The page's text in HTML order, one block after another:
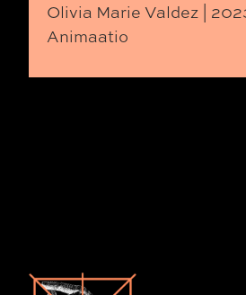
Olivia Marie Valdez | 2023
Animaatio